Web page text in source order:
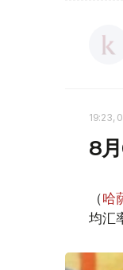
19:23,
8
（哈
均汇